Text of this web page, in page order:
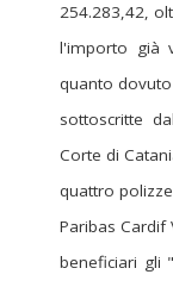
254.283,42,
l'importo già
quanto
sottoscritte
Corte di
quattro
Paribas Cardif
beneficiari gli